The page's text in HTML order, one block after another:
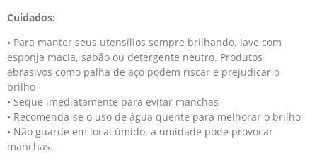
Cuidados:
• Para manter seus utensílios sempre brilhando, lave com
esponja macia, sabão ou detergente neutro. Produtos
abrasivos como palha de aço podem riscar e prejudicar o
brilho
• Seque imediatamente para evitar manchas
• Recomenda-se o uso de água quente para melhorar o brilho
• Não guarde em local úmido, a umidade pode provocar
manchas.